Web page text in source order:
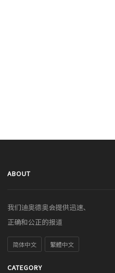
ABOUT
我们迪奥德奥会提供迅速、
正确和公正的报道
简体中文 繁體中文
CATEGORY